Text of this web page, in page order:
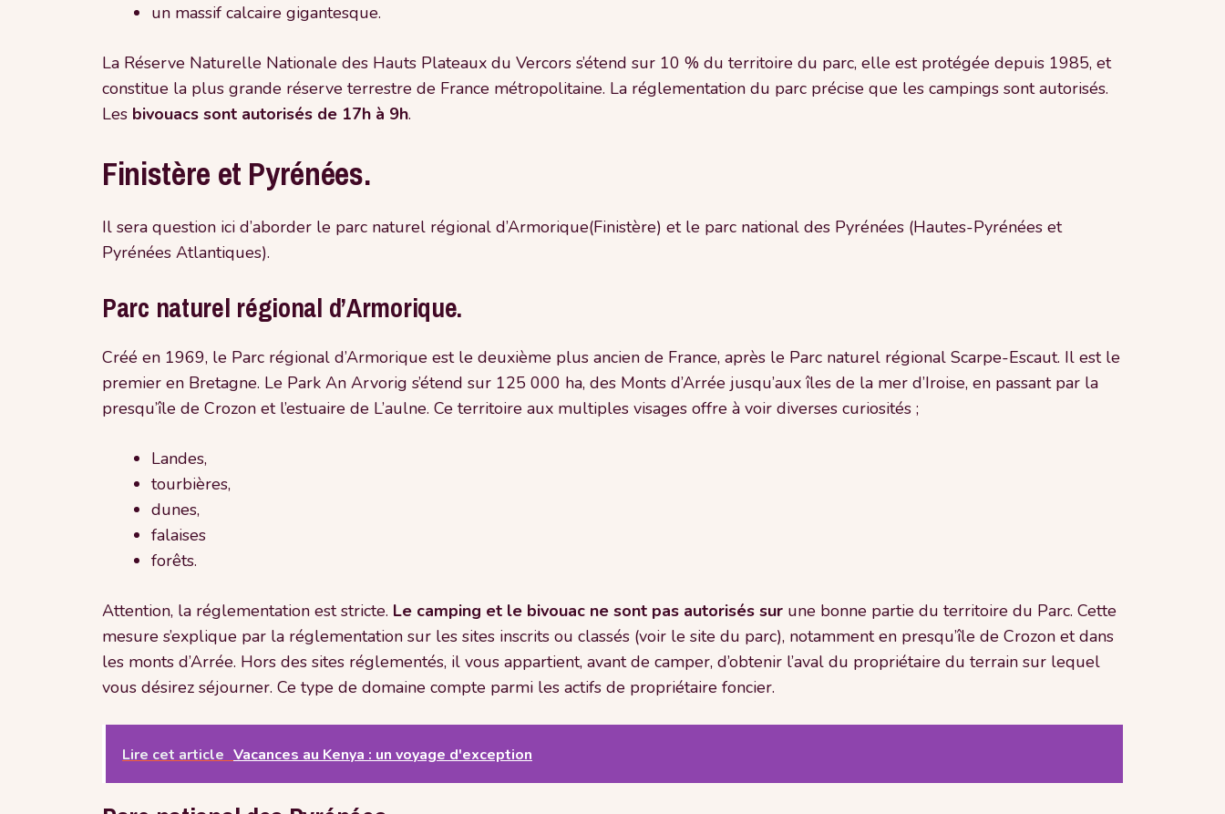
un massif calcaire gigantesque.
La Réserve Naturelle Nationale des Hauts Plateaux du Vercors s’étend sur 10 % du territoire du parc, elle est protégée depuis 1985, et
constitue la plus grande réserve terrestre de France métropolitaine. La réglementation du parc précise que les campings sont autorisés.
Les bivouacs sont autorisés de 17h à 9h.
Finistère et Pyrénées.
Il sera question ici d’aborder le parc naturel régional d’Armorique(Finistère) et le parc national des Pyrénées (Hautes-Pyrénées et
Pyrénées Atlantiques).
Parc naturel régional d’Armorique.
Créé en 1969, le Parc régional d’Armorique est le deuxième plus ancien de France, après le Parc naturel régional Scarpe-Escaut. Il est le
premier en Bretagne. Le Park An Arvorig s’étend sur 125 000 ha, des Monts d’Arrée jusqu’aux îles de la mer d’Iroise, en passant par la
presqu’île de Crozon et l’estuaire de L’aulne. Ce territoire aux multiples visages offre à voir diverses curiosités ;
Landes,
tourbières,
dunes,
falaises
forêts.
Attention, la réglementation est stricte. Le camping et le bivouac ne sont pas autorisés sur une bonne partie du territoire du Parc. Cette
mesure s’explique par la réglementation sur les sites inscrits ou classés (voir le site du parc), notamment en presqu’île de Crozon et dans
les monts d’Arrée. Hors des sites réglementés, il vous appartient, avant de camper, d’obtenir l’aval du propriétaire du terrain sur lequel
vous désirez séjourner. Ce type de domaine compte parmi les actifs de propriétaire foncier.
Lire cet article Vacances au Kenya : un voyage d'exception